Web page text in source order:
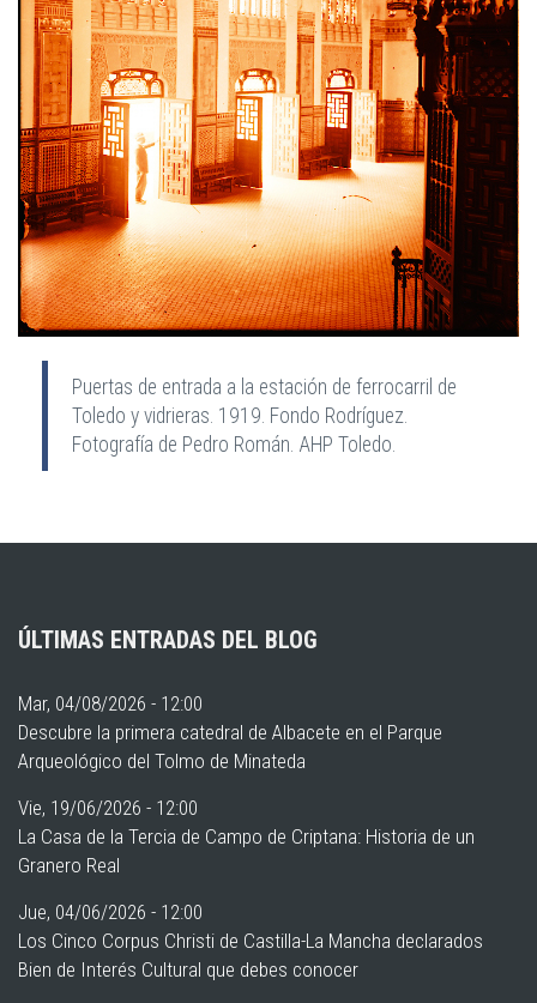
Puertas de entrada a la estación de ferrocarril de
Toledo y vidrieras. 1919. Fondo Rodríguez.
Fotografía de Pedro Román. AHP Toledo.
ÚLTIMAS ENTRADAS DEL BLOG
Mar, 04/08/2026 - 12:00
Descubre la primera catedral de Albacete en el Parque
Arqueológico del Tolmo de Minateda
Vie, 19/06/2026 - 12:00
La Casa de la Tercia de Campo de Criptana: Historia de un
Granero Real
Jue, 04/06/2026 - 12:00
Los Cinco Corpus Christi de Castilla-La Mancha declarados
Bien de Interés Cultural que debes conocer